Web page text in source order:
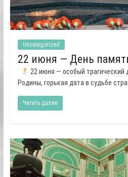
Uncategorized
22 июня — День
22 июня — особый трагический
Родины, горькая дата в судьбе
Читать далее